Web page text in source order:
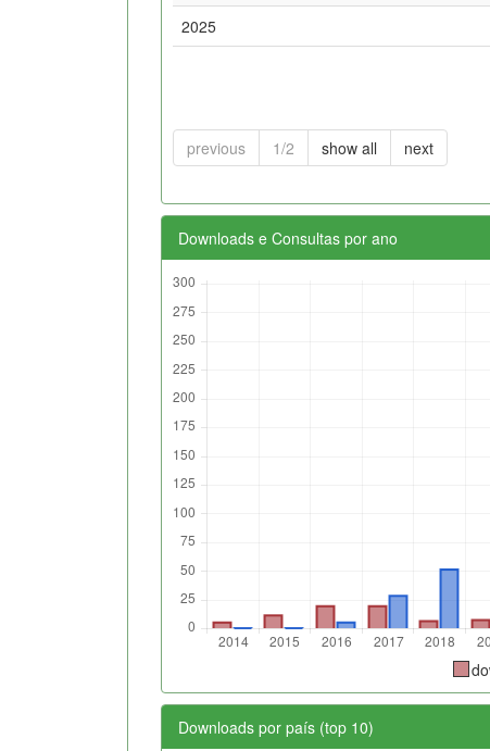
2025
previous 1/2 show all next
Downloads e Consultas por ano
Downloads por país (top 10)